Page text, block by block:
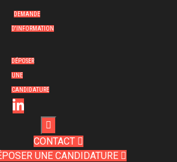
DEMANDE
D'INFORMATION
DÉPOSER
UNE
CANDIDATURE

CONTACT
UNE CANDIDATURE 